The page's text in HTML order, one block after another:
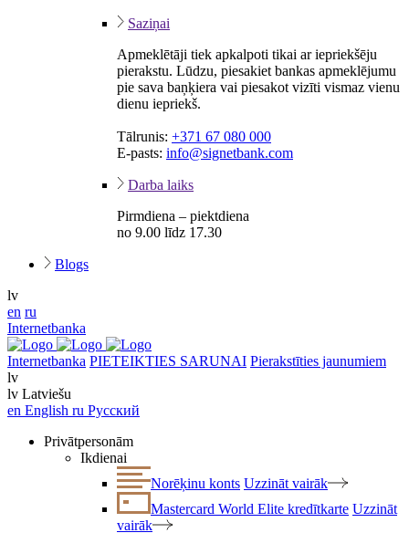
Saziņai
Apmeklētāji tiek apkalpoti tikai ar iepriekšēju
pierakstu. Lūdzu, piesakiet bankas apmeklējumu
pie sava baņķiera vai piesakot vizīti vismaz vienu
dienu iepriekš.
Tālrunis: +371 67 080 000
E-pasts: info@signetbank.com
Darba laiks
Pirmdiena – piektdiena
no 9.00 līdz 17.30
Blogs
lv
en ru
Internetbanka
Internetbanka PIETEIKTIES SARUNAI Pierakstīties jaunumiem
lv
lv Latviešu
en English ru Русский
Privātpersonām
Ikdienai
Norēķinu konts Uzzināt vairāk
Mastercard World Elite kredītkarte Uzzināt
vairāk